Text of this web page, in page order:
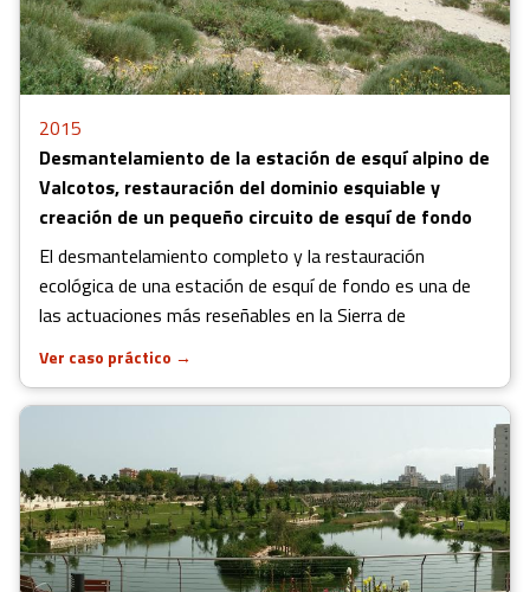
2015
Desmantelamiento de la estación de esquí alpino de
Valcotos, restauración del dominio esquiable y
creación de un pequeño circuito de esquí de fondo
El desmantelamiento completo y la restauración
ecológica de una estación de esquí de fondo es una de
las actuaciones más reseñables en la Sierra de
Ver caso práctico →